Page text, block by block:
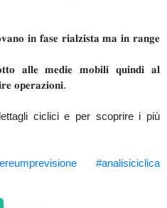
𝐢𝐧 𝐟𝐚𝐬𝐞 𝐫𝐢𝐚𝐥𝐳𝐢𝐬𝐭𝐚 𝐦𝐚 𝐢𝐧 𝐫𝐚𝐧𝐠𝐞
𝐚𝐥𝐥𝐞 𝐦𝐞𝐝𝐢𝐞 𝐦𝐨𝐛𝐢𝐥𝐢 𝐪𝐮𝐢𝐧𝐝𝐢 𝐚𝐥
𝐨𝐩𝐞𝐫𝐚𝐳𝐢𝐨𝐧𝐢.
ciclici e per scoprire i più
#analisiciclica